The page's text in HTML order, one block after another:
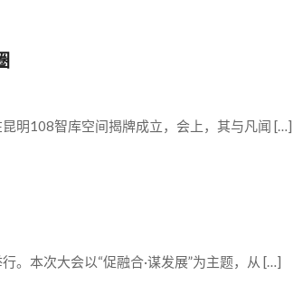
明108智库空间揭牌成立，会上，其与凡闻 […]
。本次大会以“促融合·谋发展”为主题，从 […]